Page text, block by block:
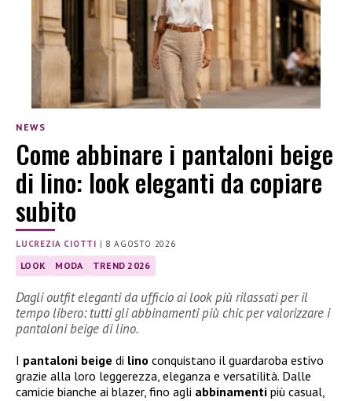
NEWS
Come abbinare i pantaloni beige
di lino: look eleganti da copiare
subito
LUCREZIA CIOTTI | 8 AGOSTO 2026
LOOK MODA TREND 2026
Dagli outfit eleganti da ufficio ai look più rilassati per il
tempo libero: tutti gli abbinamenti più chic per valorizzare i
pantaloni beige di lino.
I pantaloni beige di lino conquistano il guardaroba estivo
grazie alla loro leggerezza, eleganza e versatilità. Dalle
camicie bianche ai blazer, fino agli abbinamenti più casual,